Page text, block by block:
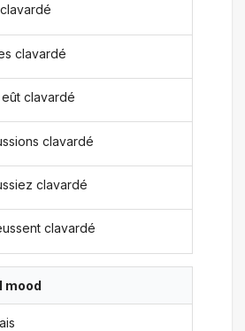
clavardé
clavardé
clavardé
clavardé
clavardé
mood